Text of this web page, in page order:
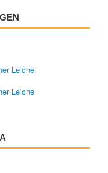
Leiche
Leiche